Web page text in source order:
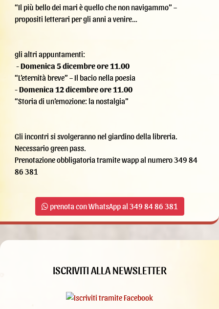
“Il più bello dei mari è quello che non navigammo” –
propositi letterari per gli anni a venire…
gli altri appuntamenti:
-Domenica 5 dicembre ore 11.00
“L’eternità breve” – Il bacio nella poesia
-Domenica 12 dicembre ore 11.00
“Storia di un’emozione: la nostalgia”
Gli incontri si svolgeranno nel giardino della libreria.
Necessario green pass.
Prenotazione obbligatoria tramite wapp al numero 349 84
86 381
prenota con WhatsApp al 349 84 86 381
ISCRIVITI ALLA NEWSLETTER